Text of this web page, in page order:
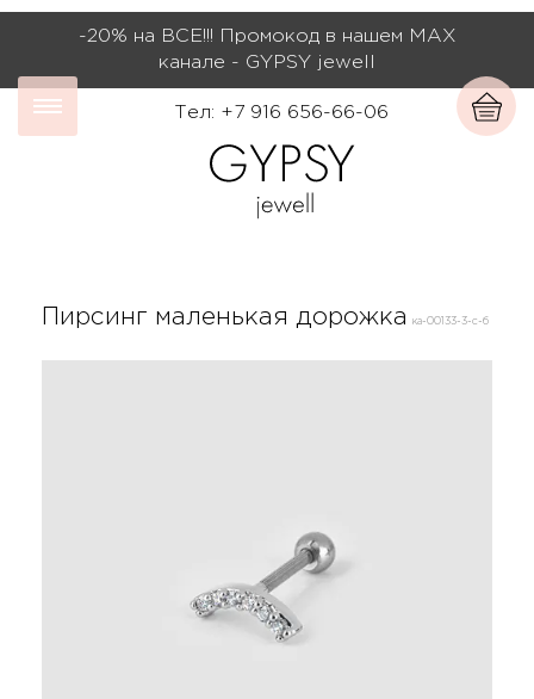
-20% на ВСЕ!!! Промокод в нашем МАХ
канале - GYPSY jewell
Тел: +7 916 656-66-06
Пирсинг маленькая дорожка ка-00133-3-с-б